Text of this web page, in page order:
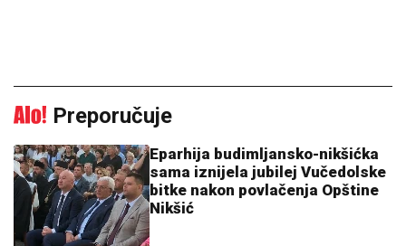
Preporučuje
Eparhija budimljansko-nikšićka
sama iznijela jubilej Vučedolske
bitke nakon povlačenja Opštine
Nikšić